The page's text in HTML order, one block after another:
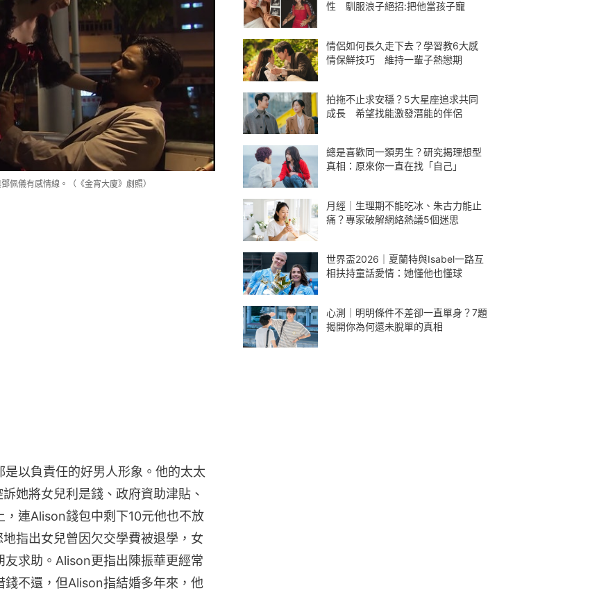
佩儀有感情線。（《金宵大廈》劇照）
以負責任的好男人形象。他的太太
她將女兒利是錢、政府資助津貼、
連Alison錢包中剩下10元他也不放
指出女兒曾因欠交學費被退學，女
求助。Alison更指出陳振華更經常
不還，但Alison指結婚多年來，他
性 馴服浪子絕招:把他當孩子寵
情侶如何長久走下去？學習教6大感
情保鮮技巧 維持一輩子熱戀期
拍拖不止求安穩？5大星座追求共同
成長 希望找能激發潛能的伴侶
總是喜歡同一類男生？研究揭理想型
真相：原來你一直在找「自己」
月經｜生理期不能吃冰、朱古力能止
痛？專家破解網絡熱議5個迷思
世界盃2026｜夏蘭特與Isabel一路互
相扶持童話愛情：她懂他也懂球
心測｜明明條件不差卻一直單身？7題
揭開你為何還未脫單的真相